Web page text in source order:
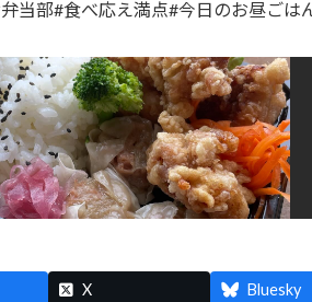
当部#食べ応え満点#今日のお昼ごは
X Bluesky